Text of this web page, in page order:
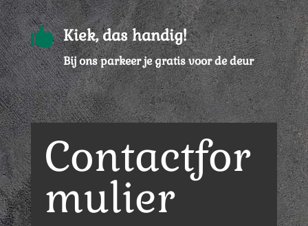
 Kiek, das handig!
Bij ons parkeer je gratis voor de deur
Contactfor
mulier